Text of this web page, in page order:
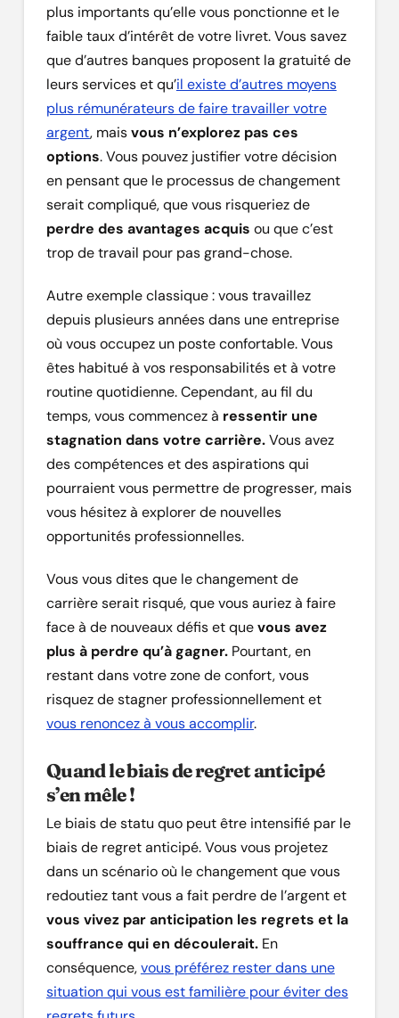
plus importants qu’elle vous ponctionne et le
faible taux d’intérêt de votre livret. Vous savez
que d’autres banques proposent la gratuité de
leurs services et qu’il existe d’autres moyens
plus rémunérateurs de faire travailler votre
argent, maisvous n’explorez pas ces
options. Vous pouvez justifier votre décision
en pensant que le processus de changement
serait compliqué, que vous risqueriez de
perdre des avantages acquis ou que c’est
trop de travail pour pas grand-chose.
Autre exemple classique : vous travaillez
depuis plusieurs années dans une entreprise
où vous occupez un poste confortable. Vous
êtes habitué à vos responsabilités et à votre
routine quotidienne. Cependant, au fil du
temps, vous commencez à ressentir une
stagnation dans votre carrière.Vous avez
des compétences et des aspirations qui
pourraient vous permettre de progresser, mais
vous hésitez à explorer de nouvelles
opportunités professionnelles.
Vous vous dites que le changement de
carrière serait risqué, que vous auriez à faire
face à de nouveaux défis et quevous avez
plus à perdre qu’à gagner.Pourtant, en
restant dans votre zone de confort, vous
risquez de stagner professionnellement et
vous renoncez à vous accomplir.
Quand le biais de regret anticipé
s’en mêle !
Le biais de statu quo peut être intensifié par le
biais de regret anticipé. Vous vous projetez
dans un scénario où le changement que vous
redoutiez tant vous a fait perdre de l’argent et
vous vivez par anticipation les regrets et la
souffrance qui en découlerait.En
conséquence,vous préférez rester dans une
situation qui vous est familière pour éviter des